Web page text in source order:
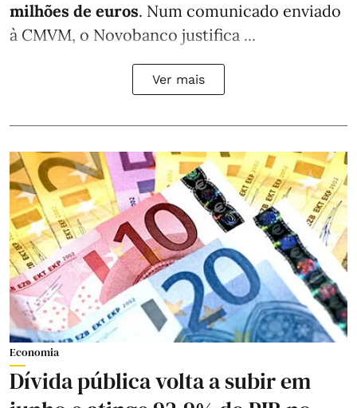
milhões de euros. Num comunicado enviado
à CMVM, o Novobanco justifica ...
Ver mais
Economia
Dívida pública volta a subir em